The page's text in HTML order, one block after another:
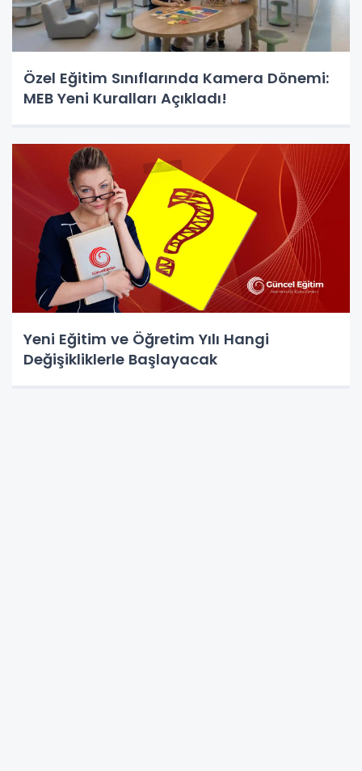
Özel Eğitim Sınıflarında Kamera Dönemi:
MEB Yeni Kuralları Açıkladı!
Yeni Eğitim ve Öğretim Yılı Hangi
Değişikliklerle Başlayacak